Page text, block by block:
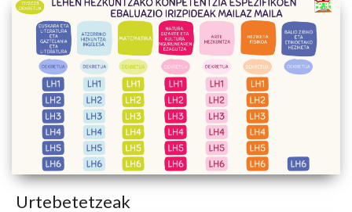
Urtebetetzeak